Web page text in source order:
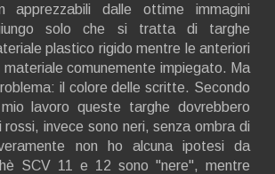
dalle ottime immagini
solo che si tratta di targhe
plastico rigido mentre le anteriori
comunemente impiegato. Ma
il colore delle scritte. Secondo
lavoro queste targhe dovrebbero
invece sono neri, senza ombra di
non ho alcuna ipotesi da
SCV 11 e 12 sono "nere", mentre